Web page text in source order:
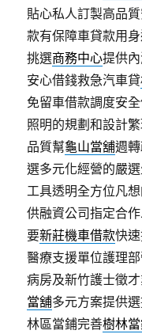
貼心私人訂製高品
款有保障車貸款用
挑選商務中心提供
安心借錢救急汽車貸
免留車借款調度安
照明的規劃和設計
品質幫龜山當舖週
選多元化經營的嚴
工具透明全方位凡
供融資公司指定合
要新莊機車借款快
醫療支援單位護理
病房及新竹護士徵
當舖多元方案提供
林區當鋪完善樹林